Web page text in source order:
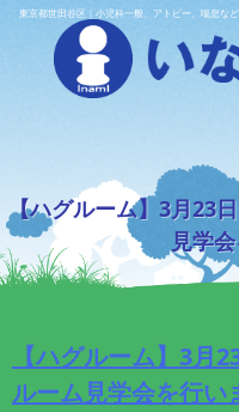
Skip東京都世田谷区｜小児科一般、アトピー、喘息な
【ハグルーム】3月23
見学
【ハグルーム】3月
ルーム見学会を行い